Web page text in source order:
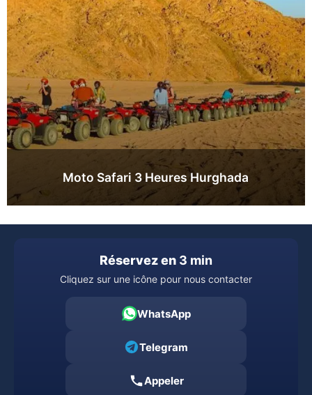
Moto Safari 3 Heures Hurghada
Réservez en 3 min
Cliquez sur une icône pour nous contacter
WhatsApp
Telegram
Appeler